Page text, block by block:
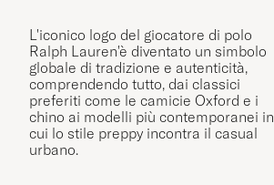
L'iconico logo del giocatore di polo
Ralph Lauren'è diventato un simbolo
globale di tradizione e autenticità,
comprendendo tutto, dai classici
preferiti come le camicie Oxford e i
chino ai modelli più contemporanei in
cui lo stile preppy incontra il casual
urbano.